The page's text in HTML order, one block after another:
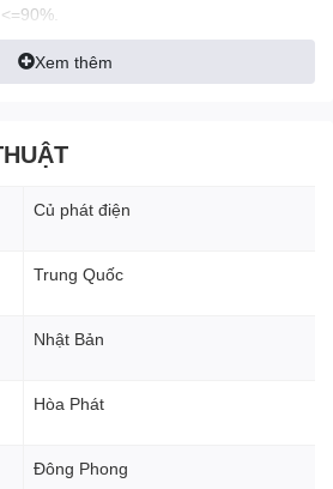
bạn dễ dàng xem điện áp điện phát
tấm chắc chắn, bảo vệ các bộ phận
lớp bảo vệ cấp IP22.
Xem thêm
Củ phát điện
Trung Quốc
Nhật Bản
Hòa Phát
Đông Phong